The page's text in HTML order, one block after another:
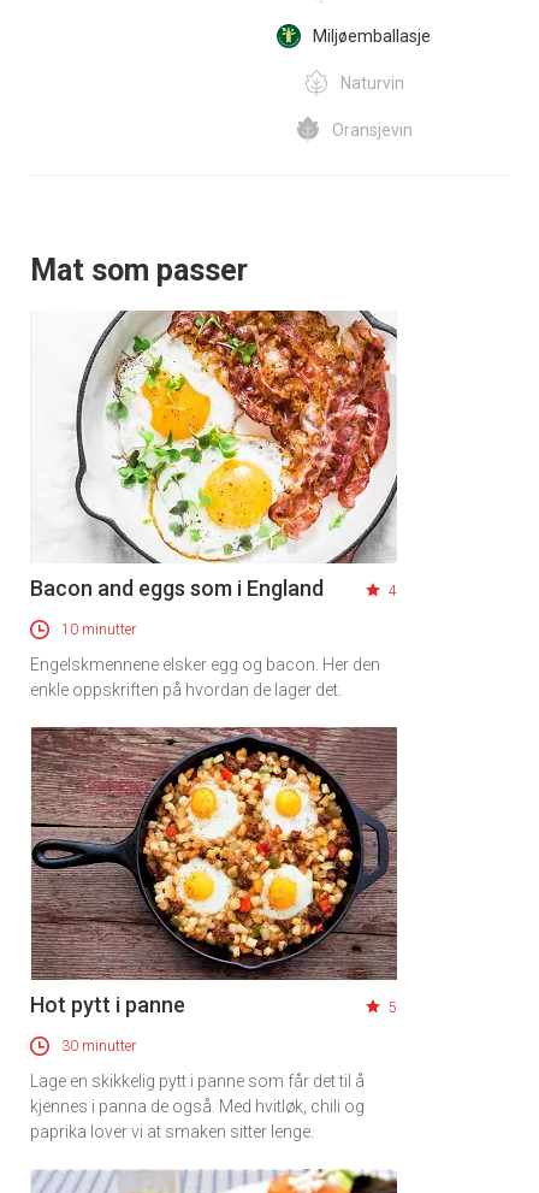
Miljøemballasje
Naturvin
Oransjevin
Mat som passer
Bacon and eggs som i England 4
10 minutter
Engelskmennene elsker egg og bacon. Her den
enkle oppskriften på hvordan de lager det.
Hot pytt i panne 5
30 minutter
Lage en skikkelig pytt i panne som får det til å
kjennes i panna de også. Med hvitløk, chili og
paprika lover vi at smaken sitter lenge.